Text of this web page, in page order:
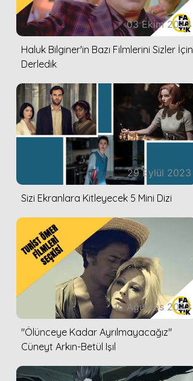
03 Ekim 2023
Haluk Bilginer'in Bazı Filmlerini Sizler İçin
Derledik
29 Eylül 2023
Sizi Ekranlara Kitleyecek 5 Mini Dizi
16 Ağustos 2023
''Ölünceye Kadar Ayrılmayacağız''
Cüneyt Arkın-Betül Işıl